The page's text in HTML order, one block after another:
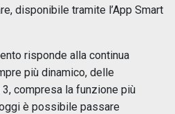
disponibile tramite l’App Smart
risponde alla continua
più dinamico, delle
compresa la funzione più
è possibile passare